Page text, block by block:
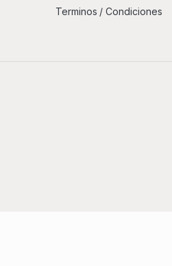
Terminos / Condiciones